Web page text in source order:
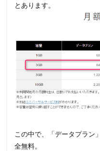
とあります。
この中で、「データプラン
全無料。